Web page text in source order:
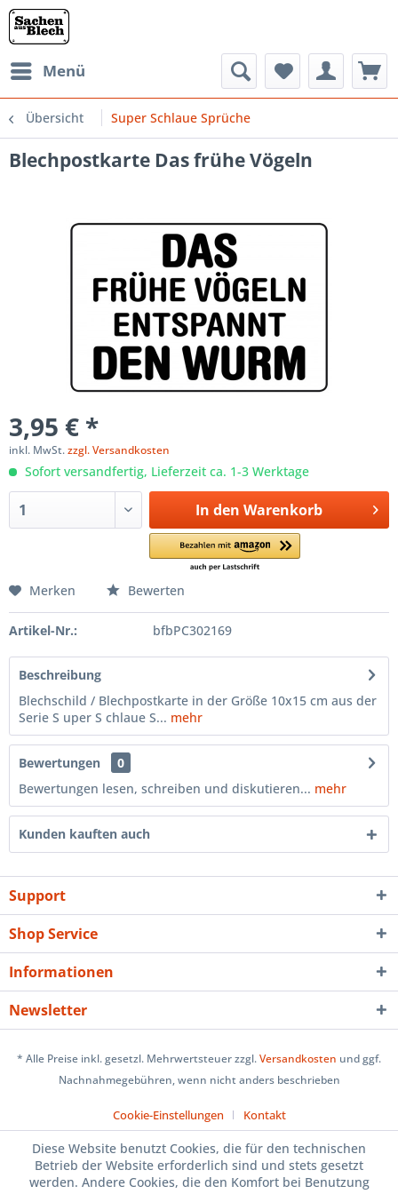
Menü
Übersicht Super Schlaue Sprüche
Blechpostkarte Das frühe Vögeln
3,95 € *
inkl. MwSt.zzgl. Versandkosten
Sofort versandfertig, Lieferzeit ca. 1-3 Werktage
In den Warenkorb
Merken Bewerten
Artikel-Nr.: bfbPC302169
Beschreibung
Blechschild / Blechpostkarte in der Größe 10x15 cm aus der
Serie S uper S chlaue S... mehr
Bewertungen
0
Bewertungen lesen, schreiben und diskutieren... mehr
Kunden kauften auch
Support
Shop Service
Informationen
Newsletter
* Alle Preise inkl. gesetzl. Mehrwertsteuer zzgl.Versandkosten und ggf.
Nachnahmegebühren, wenn nicht anders beschrieben
Cookie-Einstellungen Kontakt
Diese Website benutzt Cookies, die für den technischen
Betrieb der Website erforderlich sind und stets gesetzt
werden. Andere Cookies, die den Komfort bei Benutzung